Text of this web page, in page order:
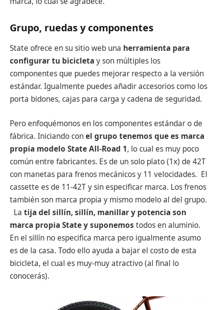
Grupo, ruedas y componentes
State ofrece en su sitio web una herramienta para
configurar tu bicicletay son múltiples los
componentes que puedes mejorar respecto a la versión
estándar. Igualmente puedes añadir accesorios como los
porta bidones, cajas para carga y cadena de seguridad.
Pero enfoquémonos en los componentes estándar o de
fábrica. Iniciando conel grupo tenemos que es marca
propia modelo State All-Road 1, lo cual es muy poco
común entre fabricantes. Es de un solo plato (1x) de 42T
con manetas para frenos mecánicos y 11 velocidades. El
cassette es de 11-42T y sin especificar marca. Los frenos
también son marca propia y mismo modelo al del grupo.
La tija del sillín, sillín, manillar y potencia son
marca propia State y suponemos todos en aluminio.
En el sillín no especifica marca pero igualmente asumo
es de la casa. Todo ello ayuda a bajar el costo de esta
bicicleta, el cual es muy-muy atractivo (al final lo
conocerás).